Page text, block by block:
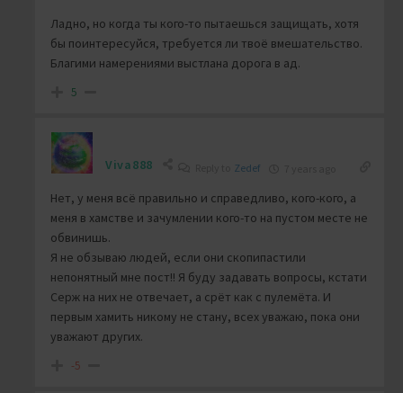
Ладно, но когда ты кого-то пытаешься защищать, хотя
бы поинтересуйся, требуется ли твоё вмешательство.
Благими намерениями выстлана дорога в ад.
5
Viva888 Zedef
Нет, у меня всё правильно и справедливо, кого-кого, а
меня в хамстве и зачумлении кого-то на пустом месте не
обвинишь.
Я не обзываю людей, если они скопипастили
непонятный мне пост!! Я буду задавать вопросы, кстати
Серж на них не отвечает, а срёт как с пулемёта. И
первым хамить никому не стану, всех уважаю, пока они
уважают других.
-5